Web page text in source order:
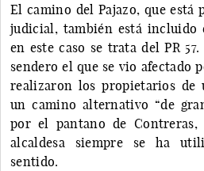
El camino del Pajazo, que está
judicial, también está incluido
en este caso se trata del PR
sendero el que se vio afectado
realizaron los propietarios de
un camino alternativo “de
por el pantano de Contreras,
alcaldesa siempre se ha
sentido.